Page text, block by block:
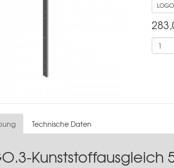
Technische Daten
Kunststoffausgleich